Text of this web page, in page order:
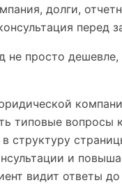
долги,
перед
не просто дешевле,
типовые вопросы
в структуру
и
видит ответы до